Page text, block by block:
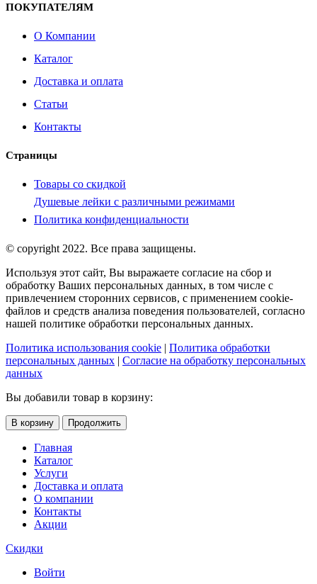
ПОКУПАТЕЛЯМ
О Компании
Каталог
Доставка и оплата
Статьи
Контакты
Страницы
Товары со скидкой
Душевые лейки с различными режимами
Политика конфиденциальности
© copyright 2022. Все права защищены.
Используя этот сайт, Вы выражаете согласие на сбор и
обработку Ваших персональных данных, в том числе с
привлечением сторонних сервисов, с применением cookie-
файлов и средств анализа поведения пользователей, согласно
нашей политике обработки персональных данных.
Политика использования cookie | Политика обработки
персональных данных | Согласие на обработку персональных
данных
Вы добавили товар в корзину:
В корзину Продолжить
Главная
Каталог
Услуги
Доставка и оплата
О компании
Контакты
Акции
Скидки
Войти